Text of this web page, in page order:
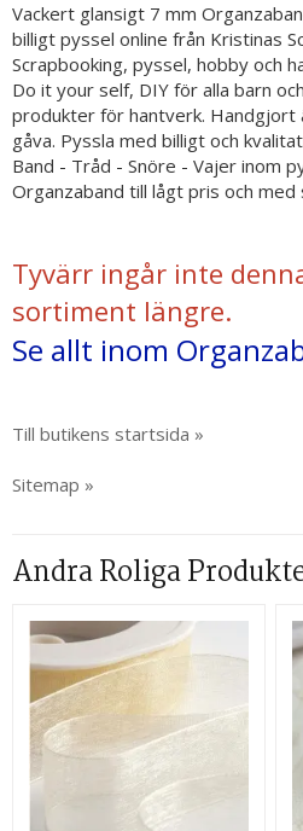
Vackert glansigt 7 mm
billigt pyssel online från Kristinas
Scrapbooking, pyssel, hobby och
Do it your self, DIY för alla barn
produkter för hantverk. Handgjort
gåva. Pyssla med billigt och
Band - Tråd - Snöre - Vajer inom
Organzaband till lågt pris och med
Tyvärr ingår inte
sortiment längre.
Se allt inom
Till butikens startsida »
Sitemap »
Andra Roliga